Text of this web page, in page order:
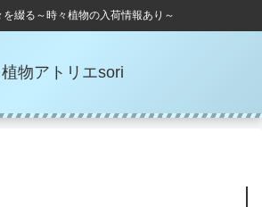
を綴る～時々植物の入荷情報あり～
植物アトリエsori